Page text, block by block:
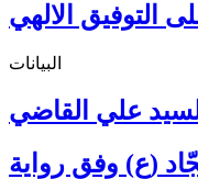
التوفيق الالهي
البيانات
علي القاضي
(ع) وفق رواية